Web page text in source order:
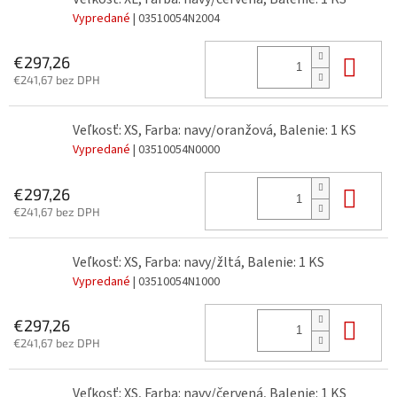
Vypredané | 03510054N2004
€297,26
€241,67 bez DPH
Veľkosť: XS, Farba: navy/oranžová, Balenie: 1 KS
Vypredané | 03510054N0000
€297,26
€241,67 bez DPH
Veľkosť: XS, Farba: navy/žltá, Balenie: 1 KS
Vypredané | 03510054N1000
€297,26
€241,67 bez DPH